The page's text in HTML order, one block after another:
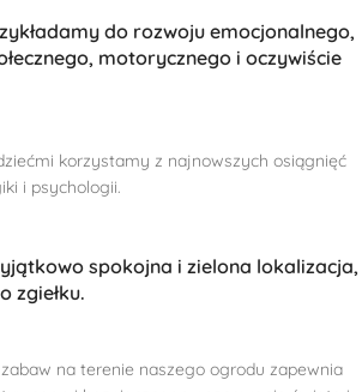
do rozwoju emocjonalnego,
motorycznego i oczywiście
korzystamy z najnowszych osiągnięć
i psychologii.
spokojna i zielona lokalizacja,
zgiełku.
na terenie naszego ogrodu zapewnia